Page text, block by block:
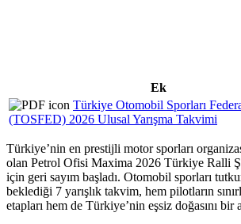
Ek
Türkiye Otomobil Sporları
(TOSFED) 2026 Ulusal Yarışma Takvimi
Türkiye’nin en prestijli motor sporları
olan Petrol Ofisi Maxima 2026 Türkiye Ralli
için geri sayım başladı. Otomobil sporları
beklediği 7 yarışlık takvim, hem pilotların
etapları hem de Türkiye’nin eşsiz doğasını bir